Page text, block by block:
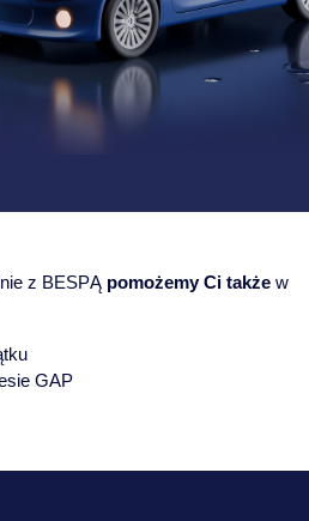
z BESPĄ pomożemy Ci także w
GAP